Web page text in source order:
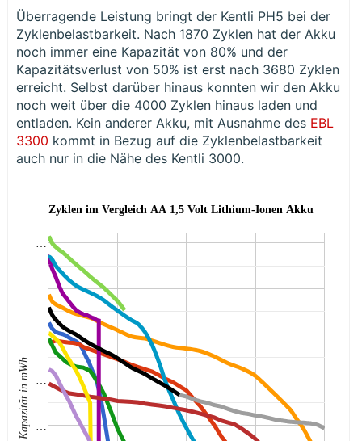
Überragende Leistung bringt der Kentli PH5 bei der
Zyklenbelastbarkeit. Nach 1870 Zyklen hat der Akku
noch immer eine Kapazität von 80% und der
Kapazitätsverlust von 50% ist erst nach 3680 Zyklen
erreicht. Selbst darüber hinaus konnten wir den Akku
noch weit über die 4000 Zyklen hinaus laden und
entladen. Kein anderer Akku, mit Ausnahme des EBL
3300 kommt in Bezug auf die Zyklenbelastbarkeit
auch nur in die Nähe des Kentli 3000.
Zyklen im Vergleich AA 1,5 Volt Lithium-Ionen Akku
Kapazität in mWh